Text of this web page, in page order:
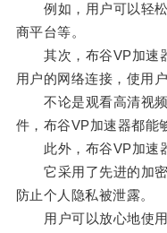
例如，用户可以轻松
商平台等。
其次，布谷VP加速器
用户的网络连接，使用
不论是观看高清视频
件，布谷VP加速器都能
此外，布谷VP加速器
它采用了先进的加密
防止个人隐私被泄露。
用户可以放心地使用